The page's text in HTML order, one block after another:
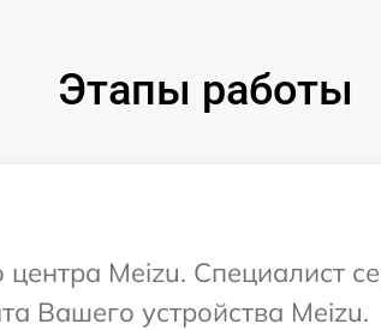
Этапы работы
центра Meizu. Специалист
Вашего устройства Meizu.